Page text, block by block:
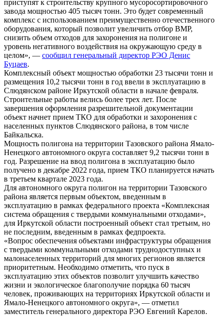
приступят к строительству крупного мусоросортировочного
завода мощностью 405 тысяч тонн. Это будет современный
комплекс с использованием преимущественно отечественного
оборудования, который позволит увеличить отбор ВМР,
снизить объем отходов для захоронения на полигоне и
уровень негативного воздействия на окружающую среду в
целом», — сообщил генеральный директор РЭО Денис
Буцаев.
Комплексный объект мощностью обработки 23 тысячи тонн и
размещения 10,2 тысячи тонн в год ввели в эксплуатацию в
Слюдянском районе Иркутской области в начале февраля.
Строительные работы велись более трех лет. После
завершения оформления разрешительной документации
объект начнет прием ТКО для обработки и захоронения с
населенных пунктов Слюдянского района, в том числе
Байкальска.
Мощность полигона на территории Тазовского района Ямало-
Ненецкого автономного округа составляет 9,2 тысячи тонн в
год. Разрешение на ввод полигона в эксплуатацию было
получено в декабре 2022 года, прием ТКО планируется начать
в третьем квартале 2023 года.
Для автономного округа полигон на территории Тазовского
района является первым объектом, введенным в
эксплуатацию в рамках федерального проекта «Комплексная
система обращения с твердыми коммунальными отходами»,
для Иркутской области построенный объект стал третьим, но
не последним, введенным в рамках федпроекта.
«Вопрос обеспечения объектами инфраструктуры обращения
с твердыми коммунальными отходами труднодоступных и
малонаселенных территорий для многих регионов является
приоритетным. Необходимо отметить, что пуск в
эксплуатацию этих объектов позволит улучшить качество
жизни и экологическое благополучие порядка 60 тысяч
человек, проживающих на территориях Иркутской области и
Ямало-Ненецкого автономного округа», — отметил
заместитель генерального директора РЭО Евгений Карелов.